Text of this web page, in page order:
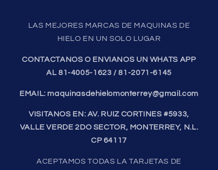
LAS MEJORES MARCAS DE MAQUINAS DE
HIELO EN UN SOLO LUGAR
CONTACTANOS O ENVIANOS UN WHATS APP
AL 81-4005-1623 / 81-2071-6145
EMAIL: maquinasdehielomonterrey@gmail.com
VISITANOS EN: AV. RUIZ CORTINES #5933,
VALLE VERDE 2DO SECTOR, MONTERREY, N.L.
CP 64117
ACEPTAMOS TODAS LA TARJETAS DE